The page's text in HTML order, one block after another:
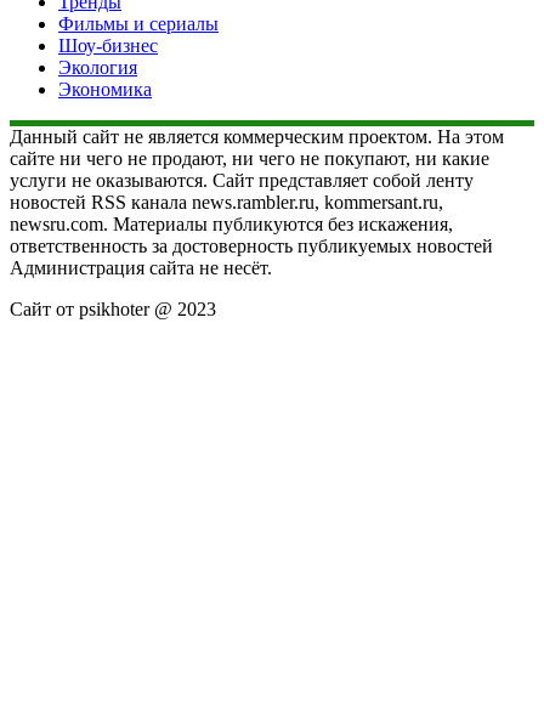
Фильмы и сериалы
Шоу-бизнес
Экология
Экономика
Данный сайт не является коммерческим проектом. На этом
сайте ни чего не продают, ни чего не покупают, ни какие
услуги не оказываются. Сайт представляет собой ленту
новостей RSS канала news.rambler.ru, kommersant.ru,
newsru.com. Материалы публикуются без искажения,
ответственность за достоверность публикуемых новостей
Администрация сайта не несёт.
Сайт от psikhoter @ 2023